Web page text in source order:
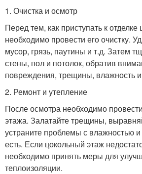
1. Очистка и осмотр
Перед тем, как приступать к отделке
необходимо провести его очистку.
мусор, грязь, паутины и т.д. Затем
стены, пол и потолок, обратив
повреждения, трещины, влажность
2. Ремонт и утепление
После осмотра необходимо
этажа. Залатайте трещины,
устраните проблемы с влажностью
есть. Если цокольный этаж
необходимо принять меры для
теплоизоляции.